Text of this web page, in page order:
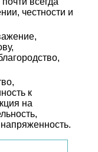
честности и
к
на